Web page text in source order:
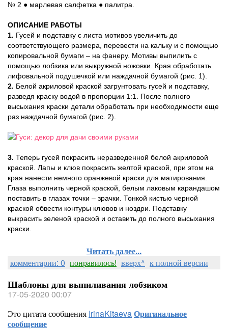
№ 2 ● марлевая салфетка ● палитра.
ОПИСАНИЕ РАБОТЫ
1. Гусей и подставку с листа мотивов увеличить до
соответствующего размера, перевести на кальку и с помощью
копировальной бумаги – на фанеру. Мотивы выпилить с
помощью лобзика или выкружной ножовки. Края обработать
лифовальной подушечкой или наждачной бумагой (рис. 1).
2. Белой акриловой краской загрунтовать гусей и подставку,
разведя краску водой в пропорции 1:1. После полного
высыхания краски детали обработать при необходимости еще
раз наждачной бумагой (рис. 2).
3. Теперь гусей покрасить неразведенной белой акриловой
краской. Лапы и клюв покрасить желтой краской, при этом на
края нанести немного оранжевой краски для матирования.
Глаза выполнить черной краской, белым лаковым карандашом
поставить в глазах точки – зрачки. Тонкой кистью черной
краской обвести контуры клювов и ноздри. Подставку
выкрасить зеленой краской и оставить до полного высыхания
краски.
Читать далее...
комментарии: 0 понравилось! вверх^ к полной версии
Шаблоны для выпиливания лобзиком
17-05-2020 00:07
Это цитата сообщения IrinaKitaevaОригинальное
сообщение